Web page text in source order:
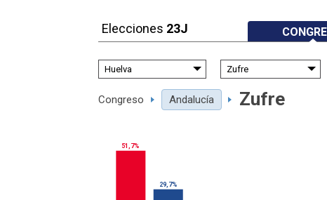
Elecciones 23J
Congreso Andalucía Zufre
51,7%
29,7%